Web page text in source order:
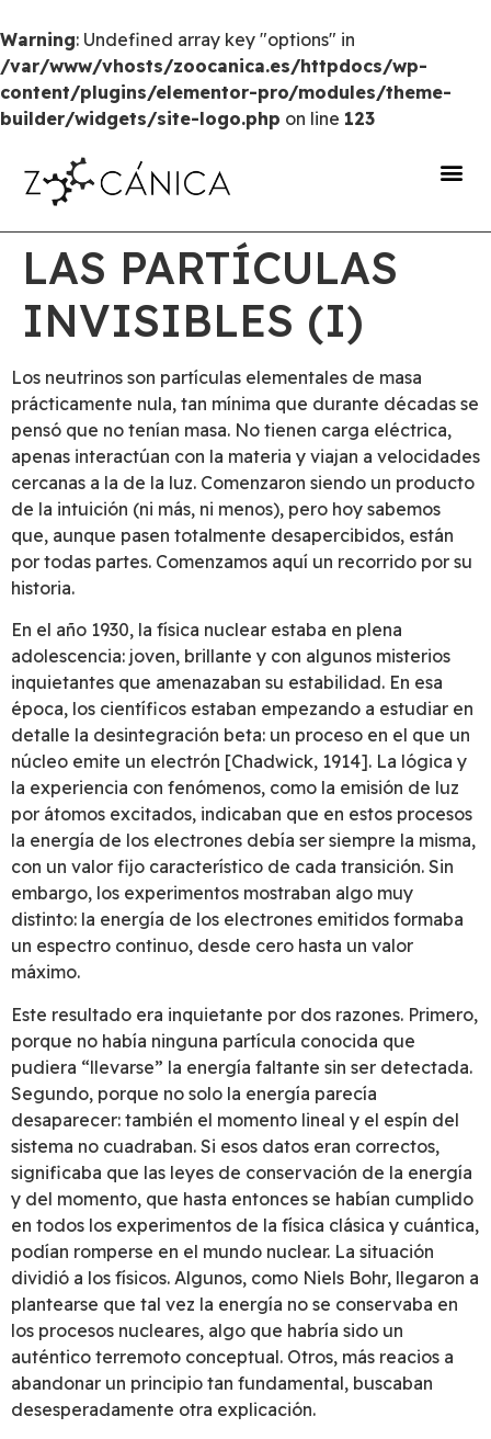
Warning: Undefined array key "options" in
/var/www/vhosts/zoocanica.es/httpdocs/wp-
content/plugins/elementor-pro/modules/theme-
builder/widgets/site-logo.php on line 123
LAS PARTÍCULAS
INVISIBLES (I)
Los neutrinos son partículas elementales de masa
prácticamente nula, tan mínima que durante décadas se
pensó que no tenían masa. No tienen carga eléctrica,
apenas interactúan con la materia y viajan a velocidades
cercanas a la de la luz. Comenzaron siendo un producto
de la intuición (ni más, ni menos), pero hoy sabemos
que, aunque pasen totalmente desapercibidos, están
por todas partes. Comenzamos aquí un recorrido por su
historia.
En el año 1930, la física nuclear estaba en plena
adolescencia: joven, brillante y con algunos misterios
inquietantes que amenazaban su estabilidad. En esa
época, los científicos estaban empezando a estudiar en
detalle la desintegración beta: un proceso en el que un
núcleo emite un electrón [Chadwick, 1914]. La lógica y
la experiencia con fenómenos, como la emisión de luz
por átomos excitados, indicaban que en estos procesos
la energía de los electrones debía ser siempre la misma,
con un valor fijo característico de cada transición. Sin
embargo, los experimentos mostraban algo muy
distinto: la energía de los electrones emitidos formaba
un espectro continuo, desde cero hasta un valor
máximo.
Este resultado era inquietante por dos razones. Primero,
porque no había ninguna partícula conocida que
pudiera “llevarse” la energía faltante sin ser detectada.
Segundo, porque no solo la energía parecía
desaparecer: también el momento lineal y el espín del
sistema no cuadraban. Si esos datos eran correctos,
significaba que las leyes de conservación de la energía
y del momento, que hasta entonces se habían cumplido
en todos los experimentos de la física clásica y cuántica,
podían romperse en el mundo nuclear. La situación
dividió a los físicos. Algunos, como Niels Bohr, llegaron a
plantearse que tal vez la energía no se conservaba en
los procesos nucleares, algo que habría sido un
auténtico terremoto conceptual. Otros, más reacios a
abandonar un principio tan fundamental, buscaban
desesperadamente otra explicación.